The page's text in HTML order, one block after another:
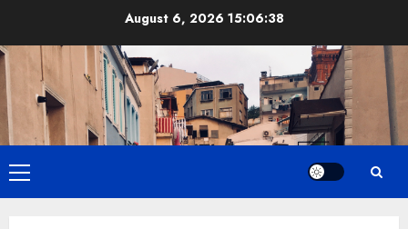
content
August 6, 2026 15:06:39
Primary
Menu